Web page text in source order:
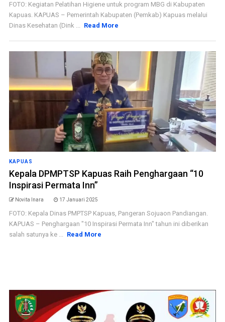
FOTO: Kegiatan Pelatihan Higiene untuk program MBG di Kabupaten
Kapuas. KAPUAS – Pemerintah Kabupaten (Pemkab) Kapuas melalui
Dinas Kesehatan (Dink ... Read More
KAPUAS
Kepala DPMPTSP Kapuas Raih Penghargaan “10
Inspirasi Permata Inn”
Novita Inara 17 Januari 2025
FOTO: Kepala Dinas PMPTSP Kapuas, Pangeran Sojuaon Pandiangan.
KAPUAS – Penghargaan "10 Inspirasi Permata Inn" tahun ini diberikan
salah satunya ke ... Read More